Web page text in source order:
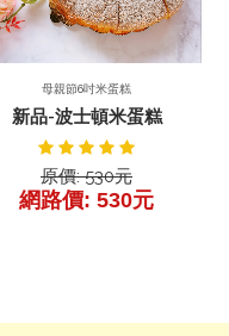
產品詳細
母親節6吋米蛋糕
新品-波士頓米蛋糕
原價: 530元
網路價: 530元